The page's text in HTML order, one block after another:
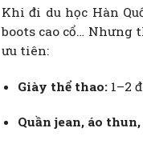
Khi đi du học Hàn
boots cao cổ… Nhưng
ưu tiên:
Giày thể thao:1–2
Quần jean, áo